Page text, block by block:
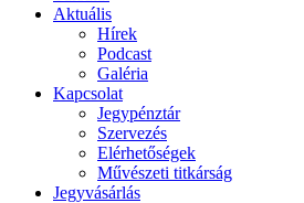
Aktuális
Hírek
Podcast
Galéria
Kapcsolat
Jegypénztár
Szervezés
Elérhetőségek
Művészeti titkárság
Jegyvásárlás